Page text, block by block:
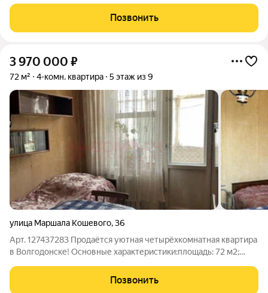
дальней комнаты которая сделана под гардероб с элементами
кабинета. Имеется 2
Позвонить
3 970 000 ₽
72 м² 4-комн. квартира 5 этаж из 9
улица Маршала Кошевого,36
Арт. 127437283 Продаётся уютная четырёхкомнатная квартира
в Волгодонске! Основные характеристики:площадь: 72 м2;
дома: панельный; год постройки: 1988. Особенности
квартиры:раздельный
Позвонить